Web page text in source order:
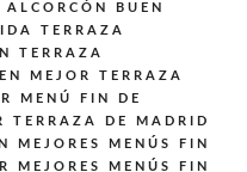
BUEN
TERRAZA
TERRAZA
MEJOR TERRAZA
MENÚ FIN DE
TERRAZA DE MADRID
MEJORES MENÚS FIN
MEJORES MENÚS FIN